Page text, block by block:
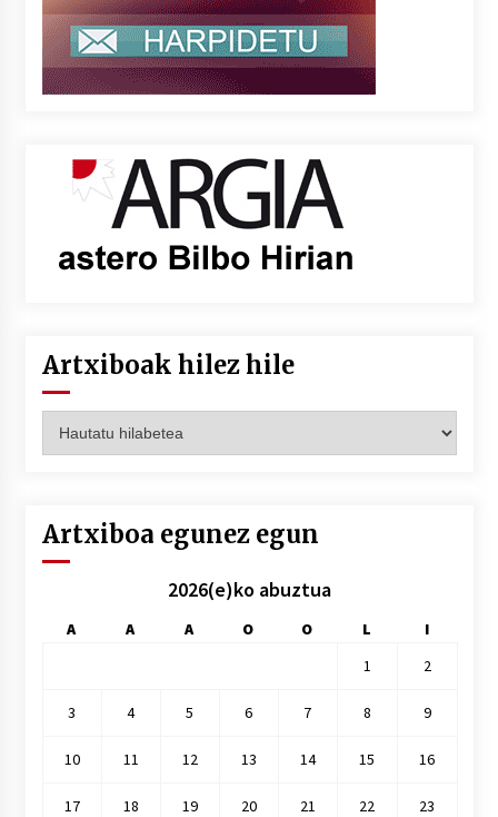
Artxiboak hilez hile
hilez
Artxiboa egunez egun
2026(e)ko abuztua
A A A O O L
I
1
2
3 4 5 6 7 8 9
10 11 12 13 14 15 16
17 18 19 20 21 22 23